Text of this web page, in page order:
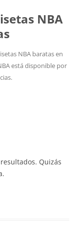
NBA
NBA baratas en
está disponible por
Quizás